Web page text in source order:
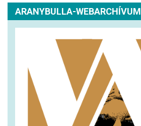
ARANYBULLA-WEBARCHÍVUM